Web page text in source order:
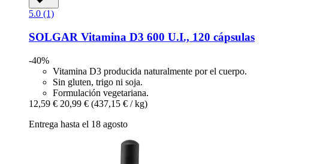
5.0 (1)
SOLGAR Vitamina D3 600 U.I., 120 cápsulas
-40%
Vitamina D3 producida naturalmente por el cuerpo.
Sin gluten, trigo ni soja.
Formulación vegetariana.
12,59 € 20,99 € (437,15 € / kg)
Entrega hasta el 18 agosto